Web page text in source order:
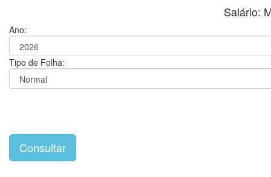
Salário:
Ano:
Tipo de Folha: